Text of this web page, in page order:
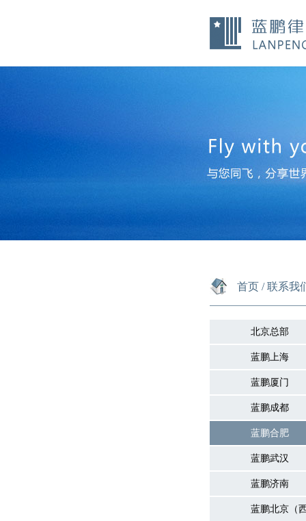
首页 /联系我
北京总部
蓝鹏上海
蓝鹏厦门
蓝鹏成都
蓝鹏合肥
蓝鹏武汉
蓝鹏济南
蓝鹏北京（